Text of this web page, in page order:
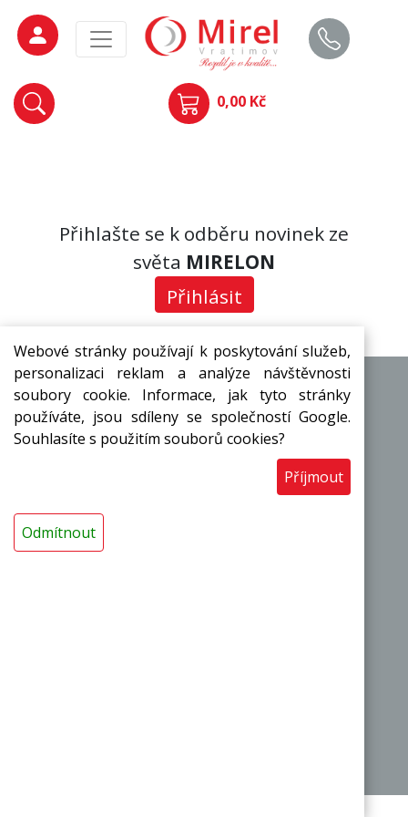
Webové stránky používají k poskytování služeb,
personalizaci reklam a analýze návštěvnosti
soubory cookie. Informace, jak tyto stránky
používáte, jsou sdíleny se společností Google.
Souhlasíte s použitím souborů cookies?
Příjmout
Odmítnout
0,00 Kč
Přihlašte se k odběru novinek ze
světa MIRELON
Přihlásit
O výrobci | Obchodní podmínky | Kontakty
Termoizolační trubice a návleky